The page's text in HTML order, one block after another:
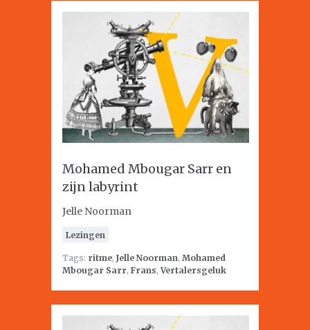
Mohamed Mbougar Sarr en
zijn labyrint
Jelle Noorman
Lezingen
Tags: ritme, Jelle Noorman, Mohamed
Mbougar Sarr, Frans,Vertalersgeluk